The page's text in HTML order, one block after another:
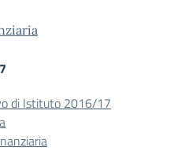
di Istituto 2016/17